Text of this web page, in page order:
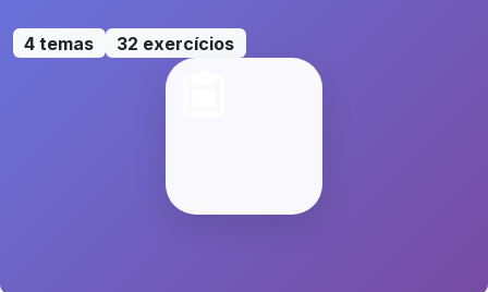
4 temas 32 exercícios